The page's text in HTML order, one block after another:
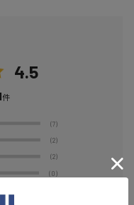
4.5
件
(7)
(2)
(2)
(0)